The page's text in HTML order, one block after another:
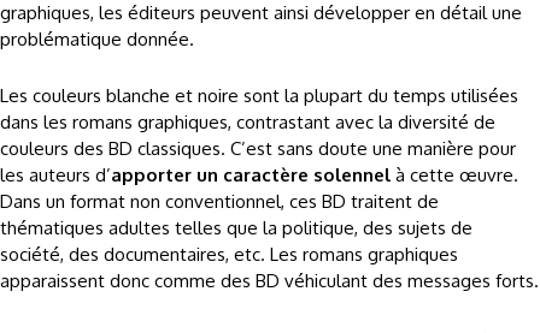
graphiques, les éditeurs peuvent ainsi développer en détail une
problématique donnée.
Les couleurs blanche et noire sont la plupart du temps utilisées
dans les romans graphiques, contrastant avec la diversité de
couleurs des BD classiques. C’est sans doute une manière pour
les auteurs d’apporter un caractère solennel à cette œuvre.
Dans un format non conventionnel, ces BD traitent de
thématiques adultes telles que la politique, des sujets de
société, des documentaires, etc. Les romans graphiques
apparaissent donc comme des BD véhiculant des messages forts.